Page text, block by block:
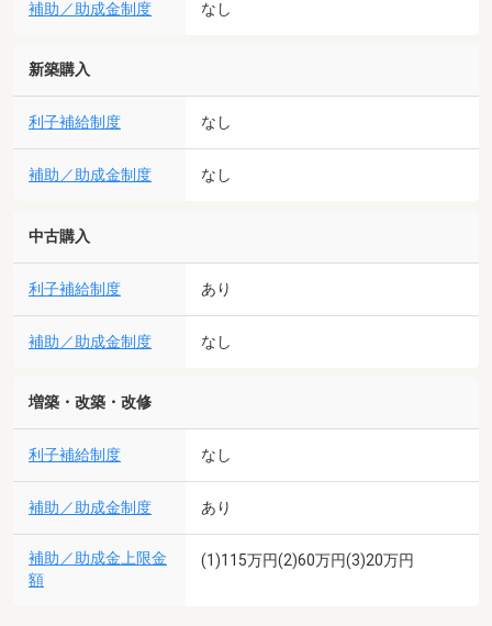
補助／助成金制度 なし
新築購入
利子補給制度 なし
補助／助成金制度 なし
中古購入
利子補給制度 あり
補助／助成金制度 なし
増築・改築・改修
利子補給制度 なし
補助／助成金制度 あり
補助／助成金上限金
額
(1)115万円(2)60万円(3)20万円